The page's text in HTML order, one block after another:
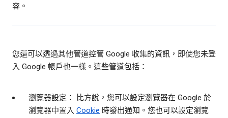
容。
您還可以透過其他管道控管 Google 收集的資訊，即使您未登
入 Google 帳戶也一樣。這些管道包括：
瀏覽器設定： 比方說，您可以設定瀏覽器在 Google 於
瀏覽器中置入 Cookie 時發出通知。您也可以設定瀏覽